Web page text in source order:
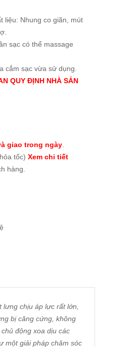
liệu: Nhung co giãn, mút
sạc có thể massage
cắm sạc vừa sử dụng.
QUY ĐỊNH NHÀ SẢN
giao trong ngày
tốc) Xem chi tiết
hàng.
chịu áp lực rất lớn,
bị căng cứng, không
động xoa dịu các
một giải pháp chăm sóc